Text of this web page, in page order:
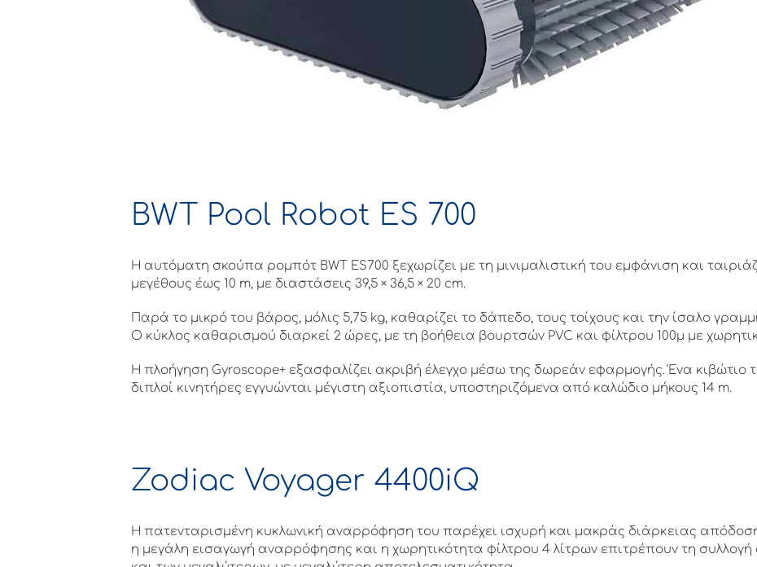
BWT Pool Robot ES 700
Η αυτόματη σκούπα ρομπότ BWT ES700 ξεχωρίζει με τη μινιμαλιστική του εμφάνιση και
μεγέθους έως 10 m, με διαστάσεις 39,5 × 36,5 × 20 cm.
Παρά το μικρό του βάρος, μόλις 5,75 kg, καθαρίζει το δάπεδο, τους τοίχους και την ίσαλο
Ο κύκλος καθαρισμού διαρκεί 2 ώρες, με τη βοήθεια βουρτσών PVC και φίλτρου 100μ με
Η πλοήγηση Gyroscope+ εξασφαλίζει ακριβή έλεγχο μέσω της δωρεάν εφαρμογής. Ένα κιβώτιο
διπλοί κινητήρες εγγυώνται μέγιστη αξιοπιστία, υποστηριζόμενα από καλώδιο μήκους 14 m.
Zodiac Voyager 4400iQ
Η πατενταρισμένη κυκλωνική αναρρόφηση του παρέχει ισχυρή και μακράς διάρκειας
η μεγάλη εισαγωγή αναρρόφησης και η χωρητικότητα φίλτρου 4 λίτρων επιτρέπουν τη